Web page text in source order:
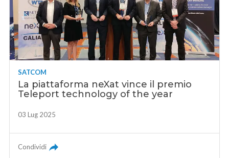
SATCOM
La piattaforma neXat vince il premio
Teleport technology of the year
03 Lug 2025
Condividi